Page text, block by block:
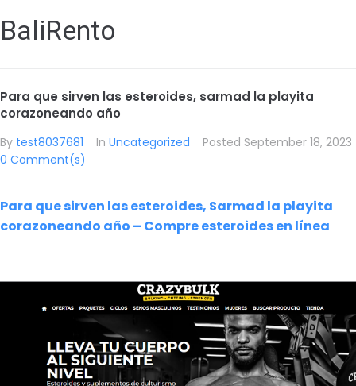
BaliRento
Para que sirven las esteroides, sarmad la playita
corazoneando año
By test8037681 In Uncategorized Posted September 18, 2023
0 Comment(s)
Para que sirven las esteroides, Sarmad la playita
corazoneando año – Compre esteroides en línea